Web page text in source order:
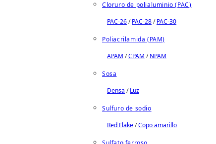
Cloruro de polialuminio (PAC)
PAC-26/PAC-28/PAC-30
Poliacrilamida (PAM)
APAM /CPAM /NPAM
Sosa
Densa /Luz
Sulfuro de sodio
Red Flake/Copo amarillo